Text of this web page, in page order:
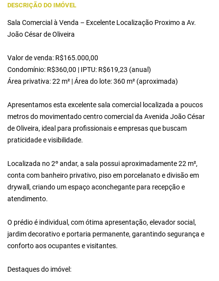
DESCRIÇÃO DO IMÓVEL
Sala Comercial à Venda – Excelente Localização Proximo a Av.
João César de Oliveira
Valor de venda: R$165.000,00
Condomínio: R$360,00 | IPTU: R$619,23 (anual)
Área privativa: 22 m² | Área do lote: 360 m² (aproximada)
Apresentamos esta excelente sala comercial localizada a poucos
metros do movimentado centro comercial da Avenida João César
de Oliveira, ideal para profissionais e empresas que buscam
praticidade e visibilidade.
Localizada no 2º andar, a sala possui aproximadamente 22 m²,
conta com banheiro privativo, piso em porcelanato e divisão em
drywall, criando um espaço aconchegante para recepção e
atendimento.
O prédio é individual, com ótima apresentação, elevador social,
jardim decorativo e portaria permanente, garantindo segurança e
conforto aos ocupantes e visitantes.
Destaques do imóvel: